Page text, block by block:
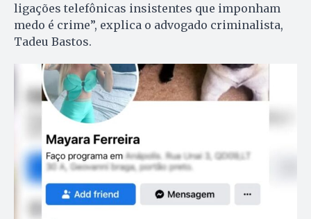
ligações telefônicas insistentes que imponham
medo é crime”, explica o advogado criminalista,
Tadeu Bastos.